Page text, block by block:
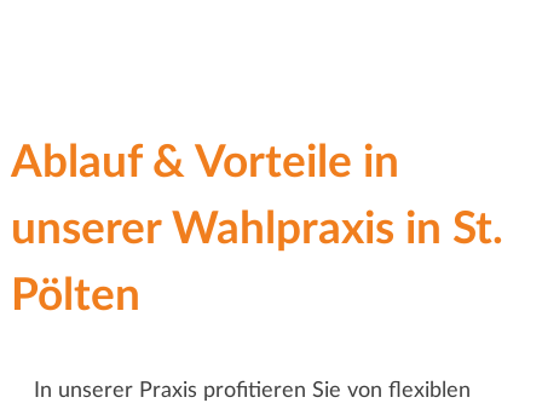
Ablauf & Vorteile in
unserer Wahlpraxis in St.
Pölten
In unserer Praxis profitieren Sie von flexiblen